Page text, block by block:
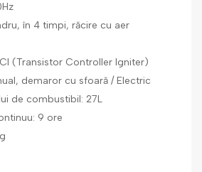
în 4 timpi, răcire cu aer
(Transistor Controller Igniter)
demaror cu sfoară / Electric
de combustibil: 27L
9 ore